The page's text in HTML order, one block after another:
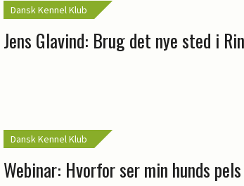
Dansk Kennel Klub
Jens Glavind: Brug det nye sted i
Dansk Kennel Klub
Webinar: Hvorfor ser min hunds